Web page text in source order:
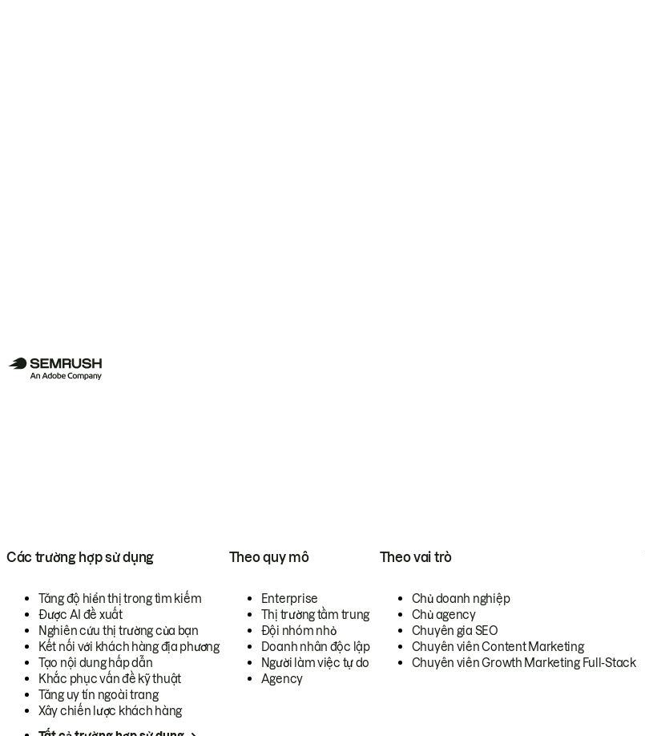
Các trường hợp sử dụng
Tăng độ hiển thị trong tìm kiếm
Được AI đề xuất
Nghiên cứu thị trường của bạn
Kết nối với khách hàng địa phương
Tạo nội dung hấp dẫn
Khắc phục vấn đề kỹ thuật
Tăng uy tín ngoài trang
Xây chiến lược khách hàng
Theo quy mô
Enterprise
Thị trường tầm trung
Đội nhóm nhỏ
Doanh nhân độc lập
Người làm việc tự do
Agency
Theo vai trò
Chủ doanh nghiệp
Chủ agency
Chuyên gia SEO
Chuyên viên Content Marketing
Chuyên viên Growth Marketing Full-Stack